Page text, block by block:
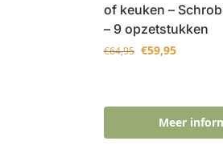
of keuken –
– 9 opzetstukken
€64,95 €59,95
Meer